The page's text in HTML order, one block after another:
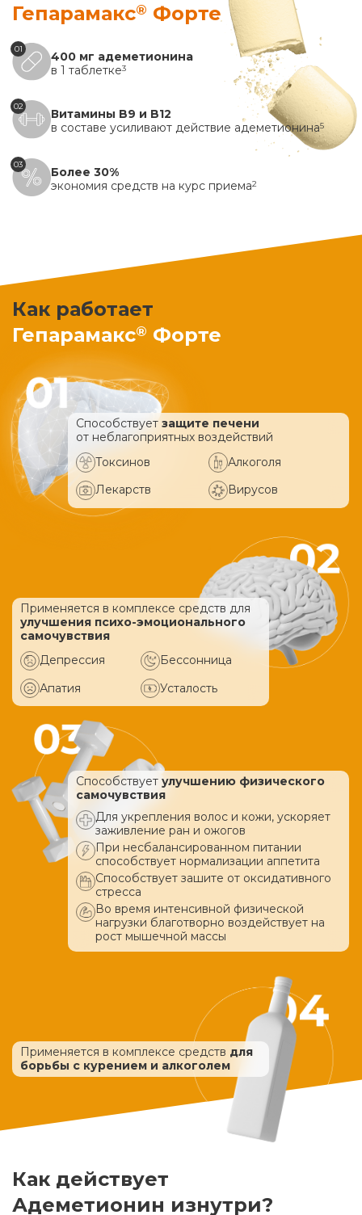
Гепарамакс® Форте
01
400 мг адеметионина
в 1 таблетке3
02
Витамины B9 и B12
в составе усиливают действие адеметионина5
03
Более 30%
экономия средств на курс приема2
Как работает
Гепарамакс® Форте
Способствует защите печени
от неблагоприятных воздействий
Токсинов
Алкоголя
Лекарств
Вирусов
Применяется в комплексе средств для
улучшения психо-эмоционального
самочувствия
Депрессия
Бессонница
Апатия
Усталость
Способствует улучшению физического
самочувствия
Для укрепления волос и кожи, ускоряет
заживление ран и ожогов
При несбалансированном питании
способствует нормализации аппетита
Способствует зашите от оксидативного
стресса
Во время интенсивной физической
нагрузки благотворно воздействует на
рост мышечной массы
Применяется в комплексе средств для
борьбы с курением и алкоголем
Как действует
Адеметионин изнутри?